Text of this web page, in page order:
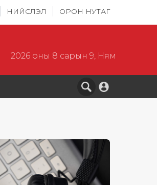
НИЙСЛЭЛ ОРОН НУТАГ
2026 оны 8 сарын 9, Ням